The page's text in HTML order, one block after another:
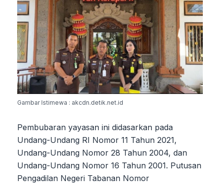
Gambar Istimewa : akcdn.detik.net.id
Pembubaran yayasan ini didasarkan pada
Undang-Undang RI Nomor 11 Tahun 2021,
Undang-Undang Nomor 28 Tahun 2004, dan
Undang-Undang Nomor 16 Tahun 2001. Putusan
Pengadilan Negeri Tabanan Nomor